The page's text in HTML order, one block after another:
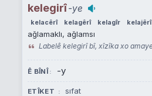
kelegirî-ye
kelacêrî kelagêrî kelagîr kelajêrî
ağlamaklı, ağlamsı
Labelê kelegirî bî, xîzîka xo
Ê BÎNÎ -y
ETÎKET sıfat